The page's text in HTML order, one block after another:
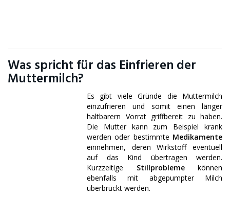
Was spricht für das Einfrieren der
Muttermilch?
Es gibt viele Gründe die Muttermilch
einzufrieren und somit einen länger
haltbarern Vorrat griffbereit zu haben.
Die Mutter kann zum Beispiel krank
werden oder bestimmte Medikamente
einnehmen, deren Wirkstoff eventuell
auf das Kind übertragen werden.
Kurzzeitige Stillproblemekönnen
ebenfalls mit abgepumpter Milch
überbrückt werden.